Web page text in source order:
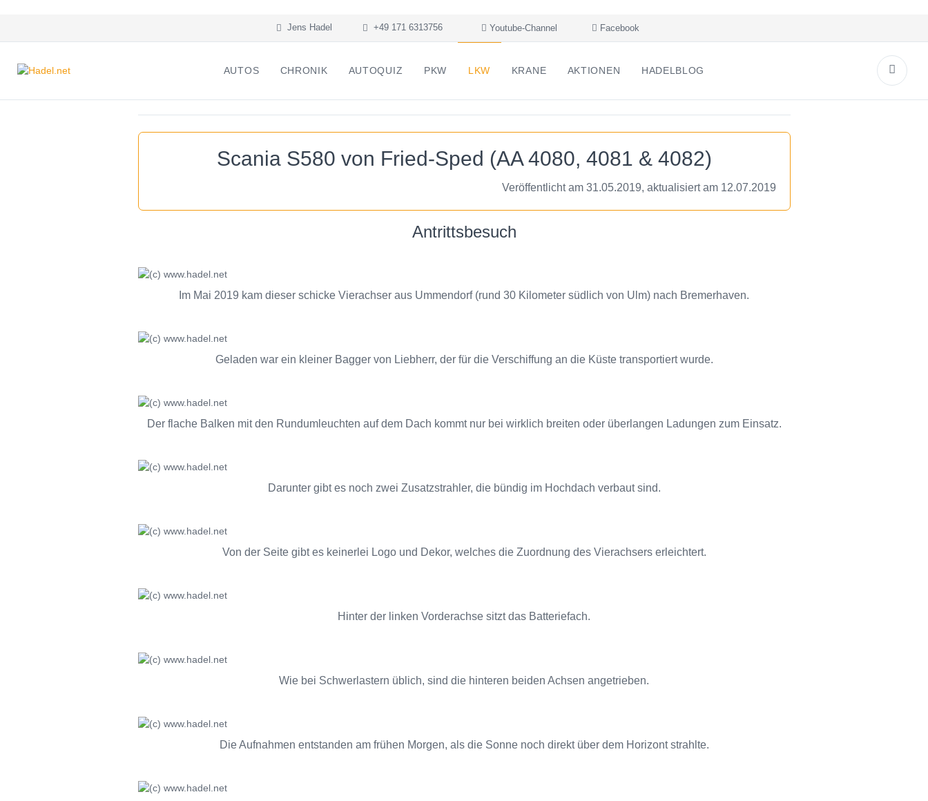
Jens Hadel +49 171 6313756 Youtube-Channel Facebook
AUTOS CHRONIK AUTOQUIZ PKW LKW KRANE AKTIONEN HADELBLOG
Scania S580 von Fried-Sped (AA 4080, 4081 & 4082)
Veröffentlicht am 31.05.2019, aktualisiert am 12.07.2019
Antrittsbesuch
Im Mai 2019 kam dieser schicke Vierachser aus Ummendorf (rund 30 Kilometer südlich von Ulm) nach Bremerhaven.
Geladen war ein kleiner Bagger von Liebherr, der für die Verschiffung an die Küste transportiert wurde.
Der flache Balken mit den Rundumleuchten auf dem Dach kommt nur bei wirklich breiten oder überlangen Ladungen zum Einsatz.
Darunter gibt es noch zwei Zusatzstrahler, die bündig im Hochdach verbaut sind.
Von der Seite gibt es keinerlei Logo und Dekor, welches die Zuordnung des Vierachsers erleichtert.
Hinter der linken Vorderachse sitzt das Batteriefach.
Wie bei Schwerlastern üblich, sind die hinteren beiden Achsen angetrieben.
Die Aufnahmen entstanden am frühen Morgen, als die Sonne noch direkt über dem Horizont strahlte.